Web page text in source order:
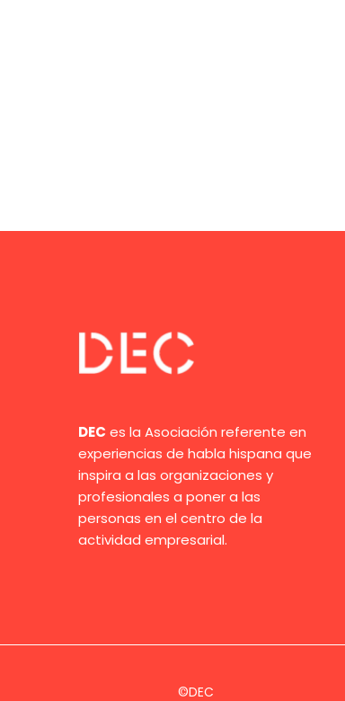
DEC es la Asociación referente en
experiencias de habla hispana que
inspira a las organizaciones y
profesionales a poner a las
personas en el centro de la
actividad empresarial.
©DEC